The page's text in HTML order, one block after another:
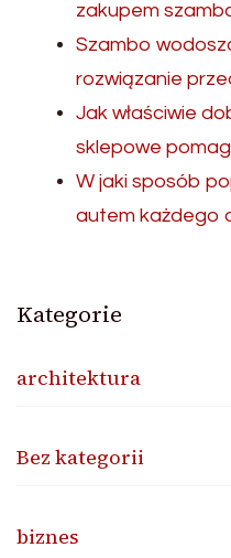
zakupem
Szambo
rozwiązanie
Jak właściwie
sklepowe
W jaki sposób
autem każdego
Kategorie
architektura
Bez kategorii
biznes